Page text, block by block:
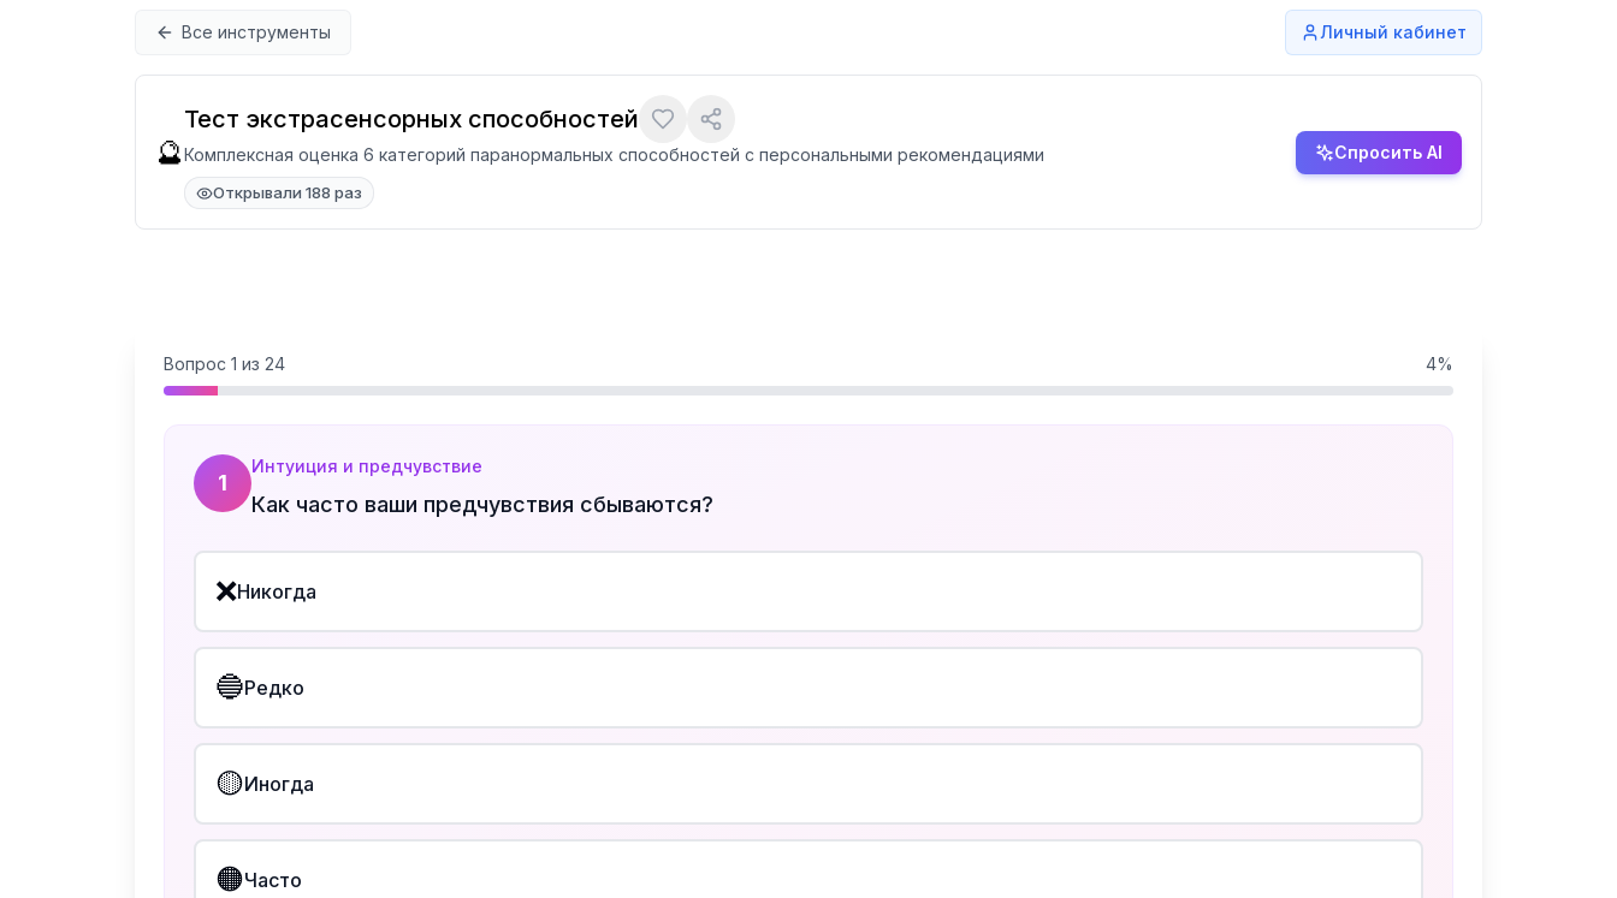
Все инструменты Личный кабинет
🔮
Тест экстрасенсорных способностей
Комплексная оценка 6 категорий паранормальных способностей с персональными рекомендациями
Открывали 188 раз
Спросить AI
Вопрос 1 из 24 4%
1
Интуиция и предчувствие
Как часто ваши предчувствия сбываются?
❌Никогда
🔵Редко
🟡Иногда
🟠Часто